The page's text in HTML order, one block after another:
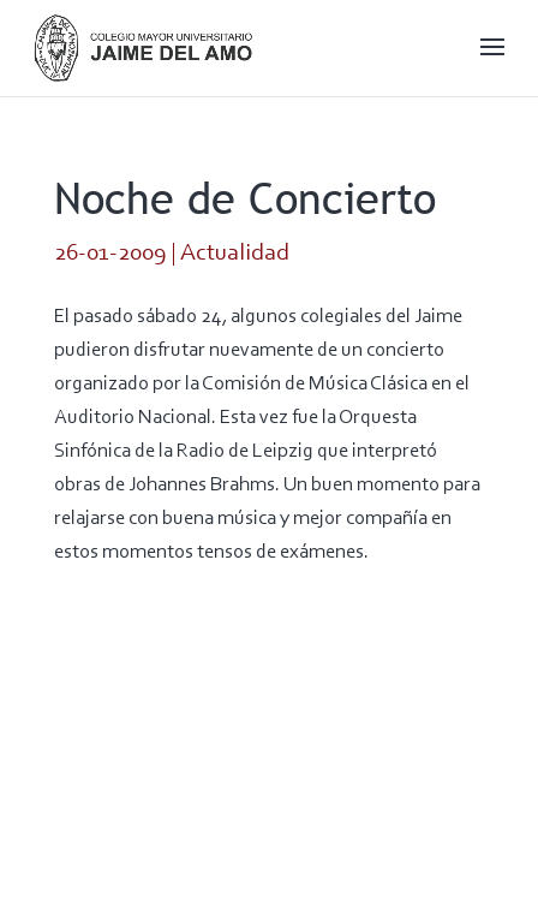
Noche de Concierto
26-01-2009| Actualidad
El pasado sábado 24, algunos colegiales del Jaime
pudieron disfrutar nuevamente de un concierto
organizado por la Comisión de Música Clásica en el
Auditorio Nacional. Esta vez fue la Orquesta
Sinfónica de la Radio de Leipzig que interpretó
obras de Johannes Brahms. Un buen momento para
relajarse con buena música y mejor compañía en
estos momentos tensos de exámenes.